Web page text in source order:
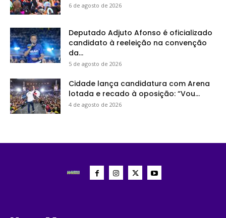
6 de agosto de 2026
Deputado Adjuto Afonso é oficializado
candidato à reeleição na convenção
da...
5 de agosto de 2026
Cidade lança candidatura com Arena
lotada e recado à oposição: “Vou...
4 de agosto de 2026